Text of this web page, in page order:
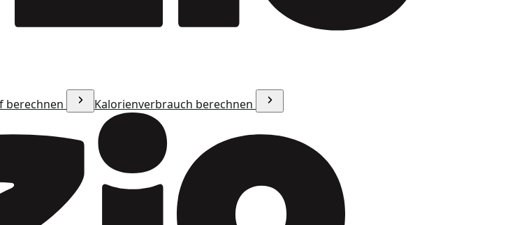
berechnen Kalorienverbrauch berechnen